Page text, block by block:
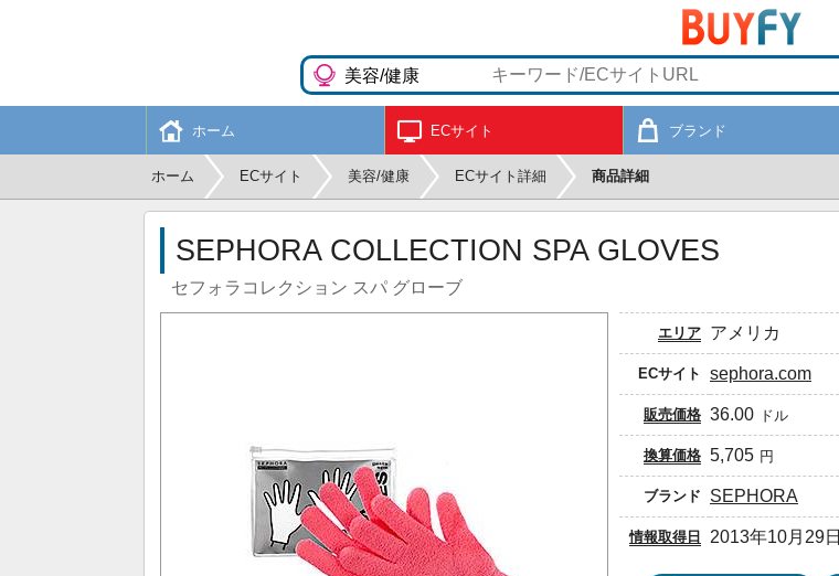
ホーム ECサイト ブランド
ホーム ECサイト 美容/健康 ECサイト詳細 商品詳細
SEPHORA COLLECTION SPA GLOVES
セフォラコレクション スパ グローブ
エリア アメリカ
ECサイト sephora.com
販売価格 36.00 ドル
換算価格 5,705 円
ブランド SEPHORA
情報取得日 2013年10月29日